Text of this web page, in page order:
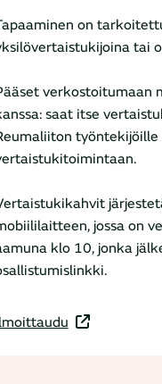
on
tai
verkostoitumaan
saat itse
jossa on
klo 10, jonka